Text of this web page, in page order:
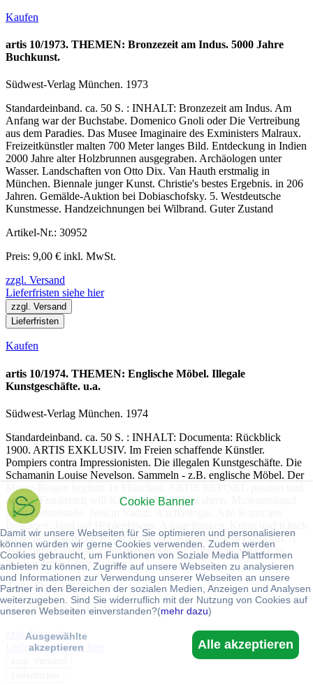
Cookie Banner
Damit wir unsere Webseiten für Sie optimieren und personalisieren
können würden wir gerne Cookies verwenden. Zudem werden
Cookies gebraucht, um Funktionen von Soziale Media Plattformen
anbieten zu können, Zugriffe auf unsere Webseiten zu analysieren
und Informationen zur Verwendung unserer Webseiten an unsere
Partner in den Bereichen der sozialen Medien, Anzeigen und Analysen
weiterzugeben. Sind Sie widerruflich mit der Nutzung von Cookies auf
unseren Webseiten einverstanden?(mehr dazu)
Alle akzeptieren
Ausgewählte
akzeptieren
Kaufen
artis 10/1973. THEMEN: Bronzezeit am Indus. 5000 Jahre
Buchkunst.
Südwest-Verlag München. 1973
Standardeinband. ca. 50 S. : INHALT: Bronzezeit am Indus. Am
Anfang war der Buchstabe. Domenico Gnoli oder Die Vertreibung
aus dem Paradies. Das Musee Imaginaire des Exministers Malraux.
Freizeitkünstler malten 700 Meter langes Bild. Entdeckung in Indien
2000 Jahre alter Holzbrunnen ausgegraben. Archäologen unter
Wasser. Landschaften von Otto Dix. Van Hauth erstmalig in
München. Biennale junger Kunst. Christie's bestes Ergebnis. in 206
Jahren. Gemälde-Auktion bei Dobiaschofsky. 5. Westdeutsche
Kunstmesse. Handzeichnungen bei Wilbrand. Guter Zustand
Artikel-Nr.: 30952
Preis: 9,00 € inkl. MwSt.
zzgl. Versand
Lieferfristen siehe hier
zzgl. Versand
Lieferfristen
Kaufen
artis 10/1974. THEMEN: Englische Möbel. Illegale
Kunstgeschäfte. u.a.
Südwest-Verlag München. 1974
Standardeinband. ca. 50 S. : INHALT: Documenta: Rückblick
1900. ARTIS EXKLUSIV. Im Freien schaffende Künstler.
Pompiers contra Impressionisten. Die illegalen Kunstgeschäfte. Die
Schamanin Louise Nevelson. Sammeln - z.B. englische Möbel. Der
Messe-Reigen beginnt. in München. ARTIS REPORT. passiert und
notiert. Frankreich will Kirchenschätze. bewahren. Museumsbund
plant Zentralstelle. Neu in Vaduz. A rchäologie. Alte Kunst aus
Bulgarien. Jagd auf Höhlenlöwen. A usstellungen. Kunst und Kitsch
im Keller. Spanische Kunst heute. NS-Ausstellung in Frankfurt. A
usstellungsvorschau. Echnaton-Schau für München. Japanische
Buchmalerei. Guter Zustand
Artikel-Nr.: 30855
Preis: 7,40 € inkl. MwSt.
zzgl. Versand
Lieferfristen siehe hier